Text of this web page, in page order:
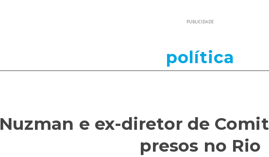
PUBLICIDADE
política
Nuzman e ex-diretor de
presos no Rio